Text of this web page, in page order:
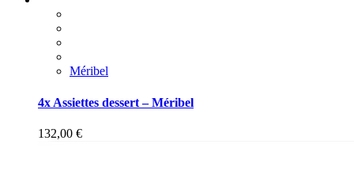
Méribel
4x Assiettes dessert – Méribel
132,00 €